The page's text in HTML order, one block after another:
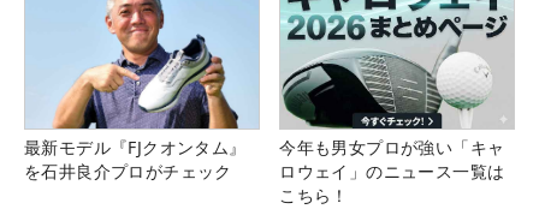
最新モデル『FJクオンタム』
を石井良介プロがチェック
今年も男女プロが強い「キャ
ロウェイ」のニュース一覧は
こちら！